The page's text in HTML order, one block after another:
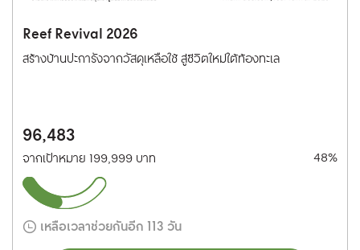
Reef Revival 2026
สร้างบ้านปะการังจากวัสดุเหลือใช้ สู่ชีวิตใหม่ใต้ท้องทะเล
96,483
จากเป้าหมาย 199,999 บาท 48%
เหลือเวลาช่วยกันอีก 113 วัน